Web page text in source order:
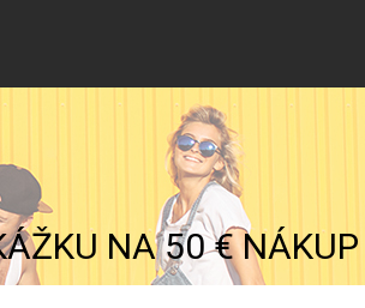
NA 50 € NÁKUP